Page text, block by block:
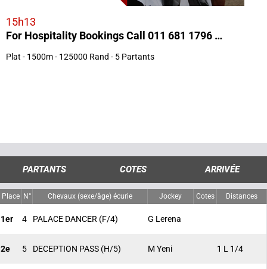
15h13
For Hospitality Bookings Call 011 681 1796 Mr 85 Handicap
Plat - 1500m - 125000 Rand - 5 Partants
PARTANTS COTES ARRIVÉE
Place N° Chevaux (sexe/âge) écurie Jockey Cotes Distances
1er 4 PALACE DANCER (F/4) G Lerena
2e 5 DECEPTION PASS (H/5) M Yeni 1 L 1/4